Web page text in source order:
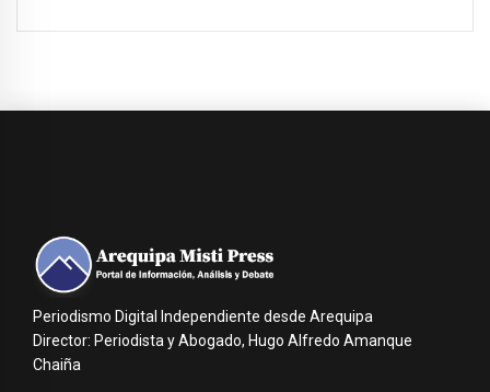
Periodismo Digital Independiente desde Arequipa
Director: Periodista y Abogado, Hugo Alfredo Amanque
Chaiña